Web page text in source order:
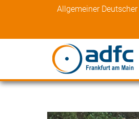
Allgemeiner